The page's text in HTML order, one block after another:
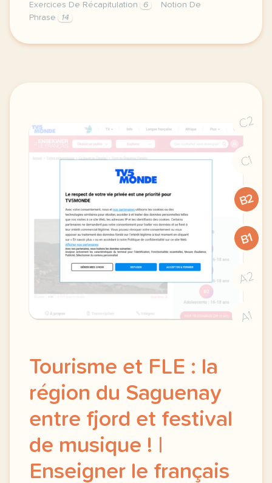
Exercices De Récapitulation 6
Notion De
Phrase
14
notion de phrase materiel pour allophones
C2
C1
B2
B1
A2
A1
Tourisme et FLE : la
région du Saguenay
entre fjord et festival
de musique ! |
Enseigner le français